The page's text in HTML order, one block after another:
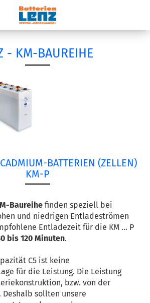
- KM-BAUREIHE
BATTERIEN (ZELLEN)
KM-P
Baureihe finden speziell bei
und niedrigen Entladeströmen
Entladezeit für die KM … P
bis 120 Minuten.
C5 ist keine
für die Leistung. Die Leistung
bzw. von der
sollten unsere